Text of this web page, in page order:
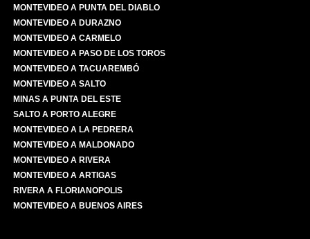
MONTEVIDEO A PUNTA DEL DIABLO
MONTEVIDEO A DURAZNO
MONTEVIDEO A CARMELO
MONTEVIDEO A PASO DE LOS TOROS
MONTEVIDEO A TACUAREMBÓ
MONTEVIDEO A SALTO
MINAS A PUNTA DEL ESTE
SALTO A PORTO ALEGRE
MONTEVIDEO A LA PEDRERA
MONTEVIDEO A MALDONADO
MONTEVIDEO A RIVERA
MONTEVIDEO A ARTIGAS
RIVERA A FLORIANOPOLIS
MONTEVIDEO A BUENOS AIRES